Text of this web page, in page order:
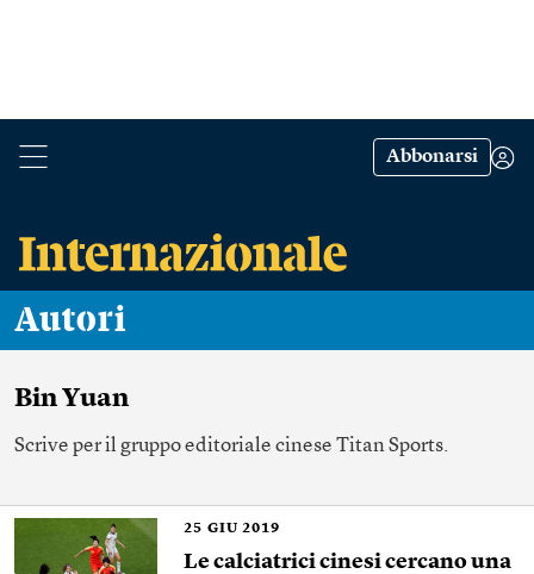
Abbonarsi
Autori
Bin Yuan
Scrive per il gruppo editoriale cinese Titan Sports.
25 GIU 2019
Le calciatrici cinesi cercano una